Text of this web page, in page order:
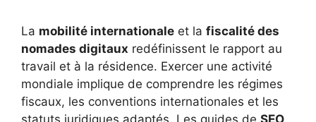
La mobilité internationale et la fiscalité des
nomades digitaux redéfinissent le rapport au
travail et à la résidence. Exercer une activité
mondiale implique de comprendre les régimes
fiscaux, les conventions internationales et les